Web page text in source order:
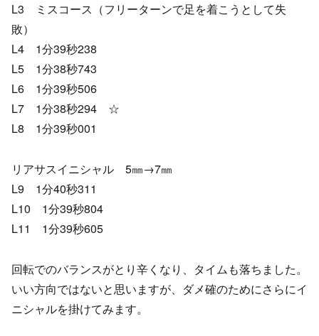
L3 ミスコース（フリーターンで足を着こうとして失
敗）
L4 1分39秒238
L5 1分38秒743
L6 1分39秒506
L7 1分38秒294 ☆
L8 1分39秒001
リアサスイニシャル 5㎜→7㎜
L9 1分40秒311
L10 1分39秒804
L11 1分39秒605
回転でのバランスがとり辛くなり、タイムも落ちました。
いい方向ではないと思いますが、ダメ確のためにさらにイ
ニシャルを掛けてみます。